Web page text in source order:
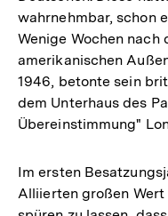
wahrnehmbar, schon
Wenige Wochen
amerikanischen
1946, betonte sein
dem Unterhaus des
Übereinstimmung"
Im ersten
Alliierten großen